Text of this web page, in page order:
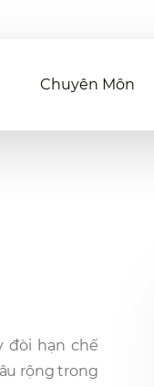
Chuyên Môn
đòi hạn chế
rộng trong